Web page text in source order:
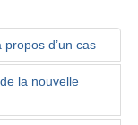
d’un cas
la nouvelle